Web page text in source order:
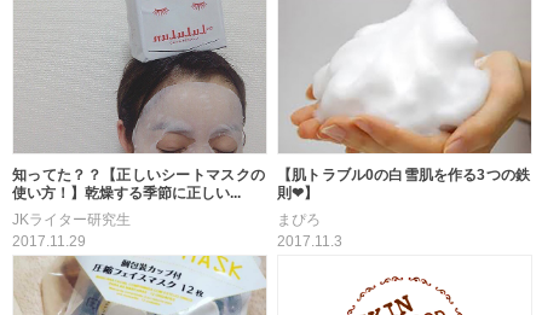
知ってた？？【正しいシートマスクの
使い方！】乾燥する季節に正しい...
JKライター研究生
2017.11.29
【肌トラブル0の白雪肌を作る3つの鉄
則❤】
まぴろ
2017.11.3